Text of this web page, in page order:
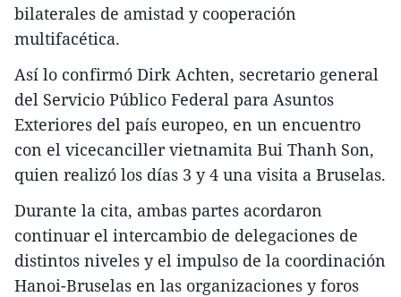
bilaterales de amistad y cooperación
multifacética.
Así lo confirmó Dirk Achten, secretario general
del Servicio Público Federal para Asuntos
Exteriores del país europeo, en un encuentro
con el vicecanciller vietnamita Bui Thanh Son,
quien realizó los días 3 y 4 una visita a Bruselas.
Durante la cita, ambas partes acordaron
continuar el intercambio de delegaciones de
distintos niveles y el impulso de la coordinación
Hanoi-Bruselas en las organizaciones y foros